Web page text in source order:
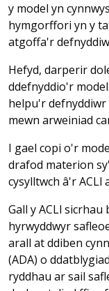
y model yn
hymgorffori yn y
atgoffa'r
Hefyd, darperir
ddefnyddio'r
helpu'r
mewn arweiniad
I gael copi o'r
drafod materion
cysylltwch â'r ACLl
Gall y ACLl
hyrwyddwyr
arall at ddiben
(ADA) o
ryddhau ar sail